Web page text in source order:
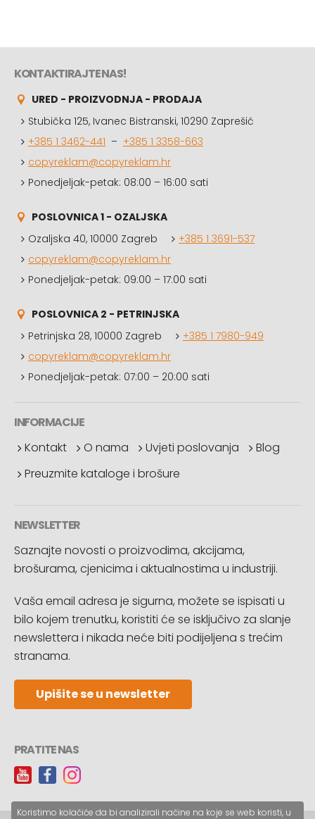
KONTAKTIRAJTE NAS!
URED - PROIZVODNJA - PRODAJA
Stubička 125, Ivanec Bistranski, 10290 Zaprešić
+385 1 3462-441 – +385 1 3358-663
copyreklam@copyreklam.hr
Ponedjeljak-petak: 08:00 – 16:00 sati
POSLOVNICA 1 - OZALJSKA
Ozaljska 40, 10000 Zagreb
+385 1 3691-537
copyreklam@copyreklam.hr
Ponedjeljak-petak: 09:00 – 17:00 sati
POSLOVNICA 2 - PETRINJSKA
Petrinjska 28, 10000 Zagreb
+385 1 7980-949
copyreklam@copyreklam.hr
Ponedjeljak-petak: 07:00 – 20:00 sati
INFORMACIJE
Kontakt
O nama Uvjeti poslovanja
Blog
Preuzmite kataloge i brošure
NEWSLETTER
Saznajte novosti o proizvodima, akcijama,
brošurama, cjenicima i aktualnostima u industriji.
Vaša email adresa je sigurna, možete se ispisati u
bilo kojem trenutku, koristiti će se isključivo za slanje
newslettera i nikada neće biti podijeljena s trećim
stranama.
Upišite se u newsletter
PRATITE NAS
Koristimo kolačiće da bi analizirali načine na koje se web koristi, u